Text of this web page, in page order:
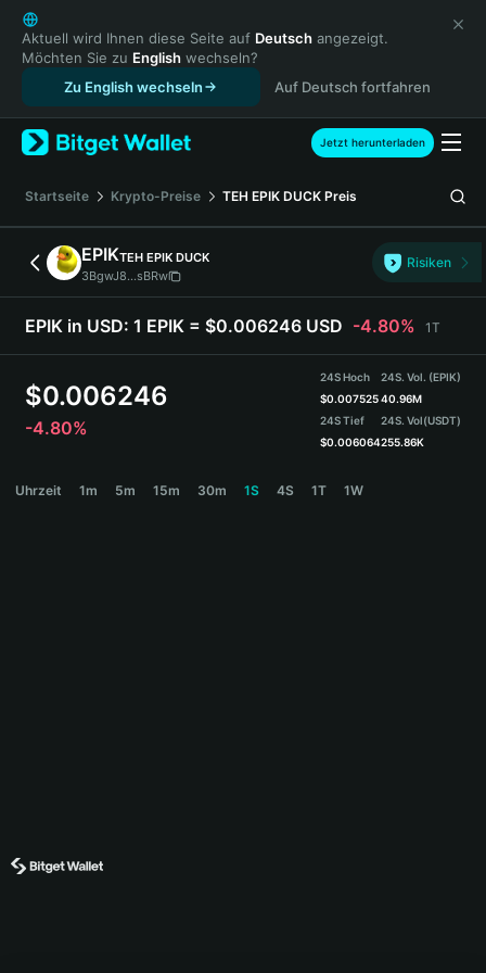
English
日本語
Tiếng Việt
Русский
Español (Latinoamérica)
Türkçe
Français
Deutsch
简体中文
繁體中文
Português (Portugal)
Bahasa Indonesia
ภาษาไทย
Español
Español (Argentina)
Aktuell wird Ihnen diese Seite auf Deutsch angezeigt.
Möchten Sie zu English wechseln?
Zu English wechseln
Auf Deutsch fortfahren
Jetzt herunterladen
Startseite Krypto-Preise TEH EPIK DUCK Preis
EPIKTEH EPIK DUCK
3BgwJ8...sBRw
Risiken
EPIK in USD: 1 EPIK = $0.006246 USD -4.80% 1T
$0.006246
-4.80%
24S Hoch
$0.007525
24S Tief
$0.006064
24S. Vol. (EPIK)
40.96M
24S. Vol(USDT)
255.86K
Uhrzeit 1m 5m 15m 30m 1S 4S 1T 1W